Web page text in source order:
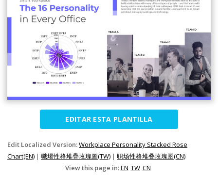
EDITAR ESTA PLANTILLA
Edit Localized Version:Workplace Personality Stacked Rose
Chart(EN) | 職場性格堆疊玫瑰圖(TW) | 职场性格堆叠玫瑰图(CN)
View this page in:EN TW CN